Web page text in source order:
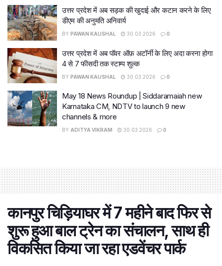
उत्तर प्रदेश में अब सड़क की खुदाई और कटान करने के लिए
डीएम की अनुमति अनिवार्य
BY PAWAN KAUSHAL 30.03.2026 0
उत्तर प्रदेश में अब पॉवर ऑफ़ अटॉर्नी के लिए अदा करना होगा
4 से 7 फीसदी तक स्टाम्प शुल्क
BY PAWAN KAUSHAL 30.03.2026 0
May 18 News Roundup | Siddaramaiah new
Karnataka CM, NDTV to launch 9 new
channels & more
BY ADITYA VIKRAM 30.03.2026 0
कानपुर चिड़ियाघर में 7 महीने बाद फिर से
शुरू हुआ बाल ट्रेन का संचालन, साथ ही
विकसित किया जा रहा एडवेंचर पार्क